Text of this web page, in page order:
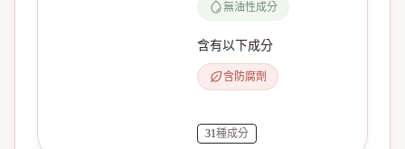
無油性成分
含有以下成分
含防腐劑
31種成分